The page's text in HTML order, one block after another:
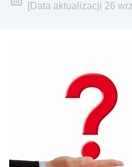
[Data aktualizacji 26